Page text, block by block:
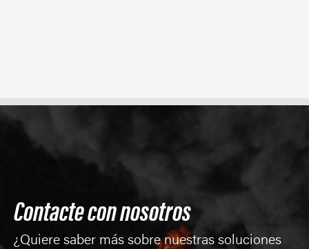
Contacte con nosotros
¿Quiere saber más sobre nuestras soluciones